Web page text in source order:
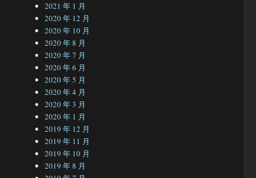
2021 年 1 月
2020 年 12 月
2020 年 10 月
2020 年 8 月
2020 年 7 月
2020 年 6 月
2020 年 5 月
2020 年 4 月
2020 年 3 月
2020 年 1 月
2019 年 12 月
2019 年 11 月
2019 年 10 月
2019 年 8 月